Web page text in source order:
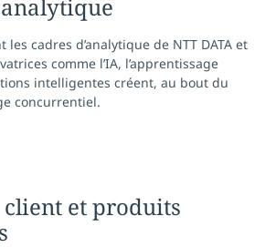
les cadres d’analytique de NTT DATA et
comme l’IA, l’apprentissage
intelligentes créent, au bout du
concurrentiel.
et produits